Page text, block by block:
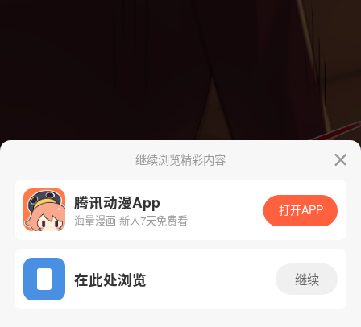
App免费看
继续浏览精彩内容
腾讯动漫App
海量漫画 新人7天免费看
打开APP
在此处浏览 继续